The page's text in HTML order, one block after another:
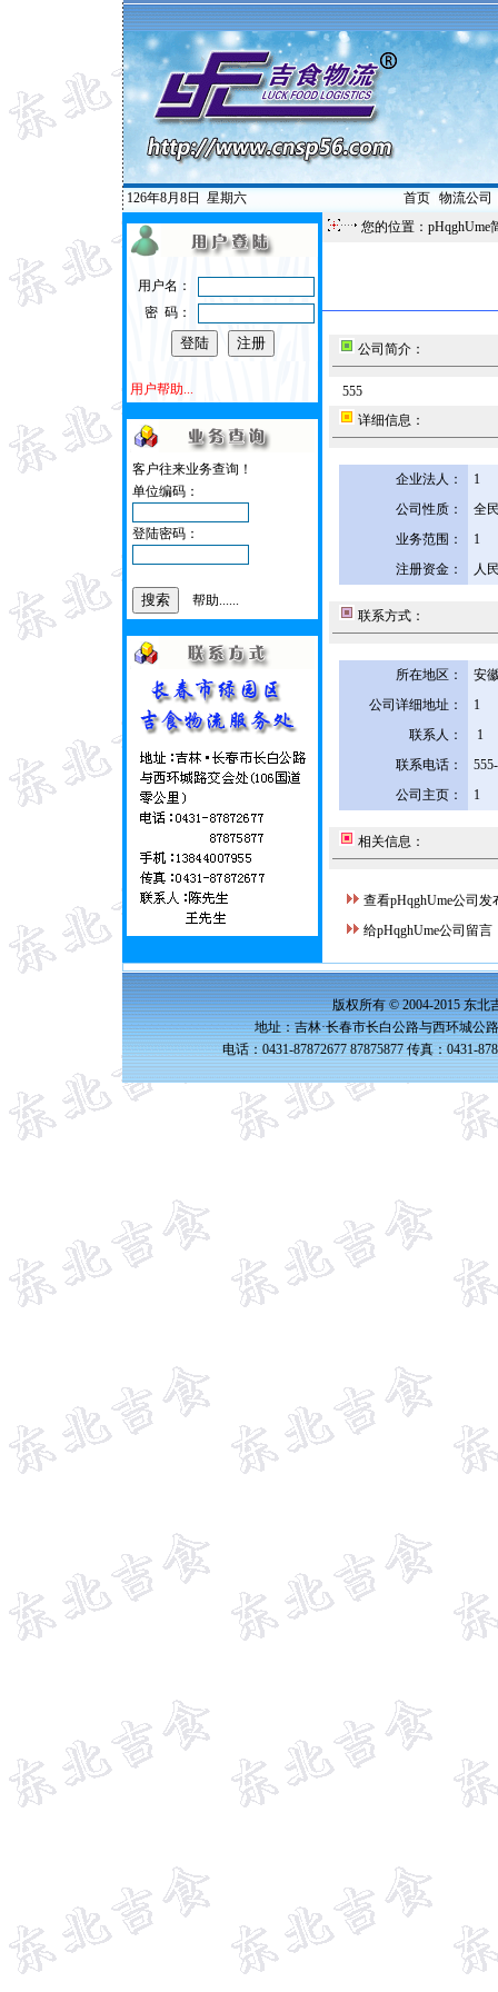
126年8月8日 星期六 首页| 物流公司
用户名：
密 码：
用户帮助...
客户往来业务查询！
单位编码：
登陆密码：
帮助......
您的位置：pHqghUme
公司简介：
555
详细信息：
企业法人：
1
公司性质：
全
业务范围：
1
注册资金：
人
联系方式：
所在地区：
安
公司详细地址：
1
联系人：
1
联系电话：
公司主页：
1
相关信息：
查看pHqghUme公司发
给pHqghUme公司留言
版权所有 © 2004-2015 东北
地址：吉林·长春市长白公路与西环城公
电话：0431-87872677 87875877 传真：0431-